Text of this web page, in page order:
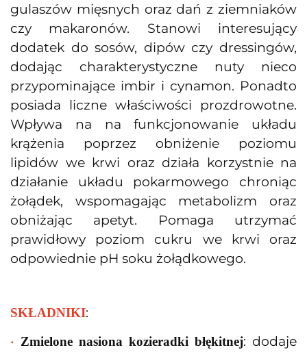
gulaszów mięsnych oraz dań z ziemniaków
czy makaronów. Stanowi interesujący
dodatek do sosów, dipów czy dressingów,
dodając charakterystyczne nuty nieco
przypominające imbir i cynamon. Ponadto
posiada liczne właściwości prozdrowotne.
Wpływa na na funkcjonowanie układu
krążenia poprzez obniżenie poziomu
lipidów we krwi oraz działa korzystnie na
działanie układu pokarmowego chroniąc
żołądek, wspomagając metabolizm oraz
obniżając apetyt. Pomaga utrzymać
prawidłowy poziom cukru we krwi oraz
odpowiednie pH soku żołądkowego.
SKŁADNIKI:
• Zmielone nasiona kozieradki błękitnej: dodaje